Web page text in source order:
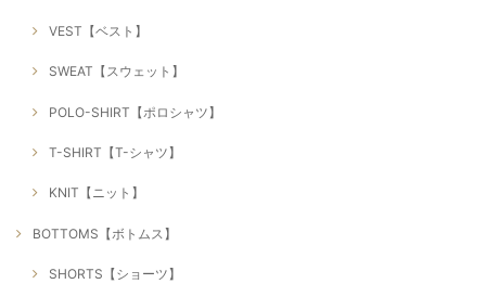
VEST【ベスト】
SWEAT【スウェット】
POLO-SHIRT【ポロシャツ】
T-SHIRT【T-シャツ】
KNIT【ニット】
BOTTOMS【ボトムス】
SHORTS【ショーツ】